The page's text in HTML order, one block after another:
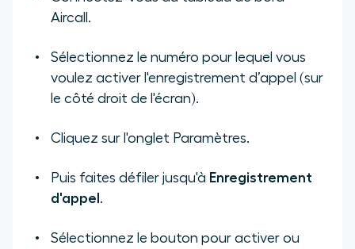
Aircall.
Sélectionnez le numéro pour lequel vous
voulez activer l'enregistrement d’appel (sur
le côté droit de l'écran).
Cliquez sur l'onglet Paramètres.
Puis faites défiler jusqu'à Enregistrement
d'appel .
Sélectionnez le bouton pour activer ou